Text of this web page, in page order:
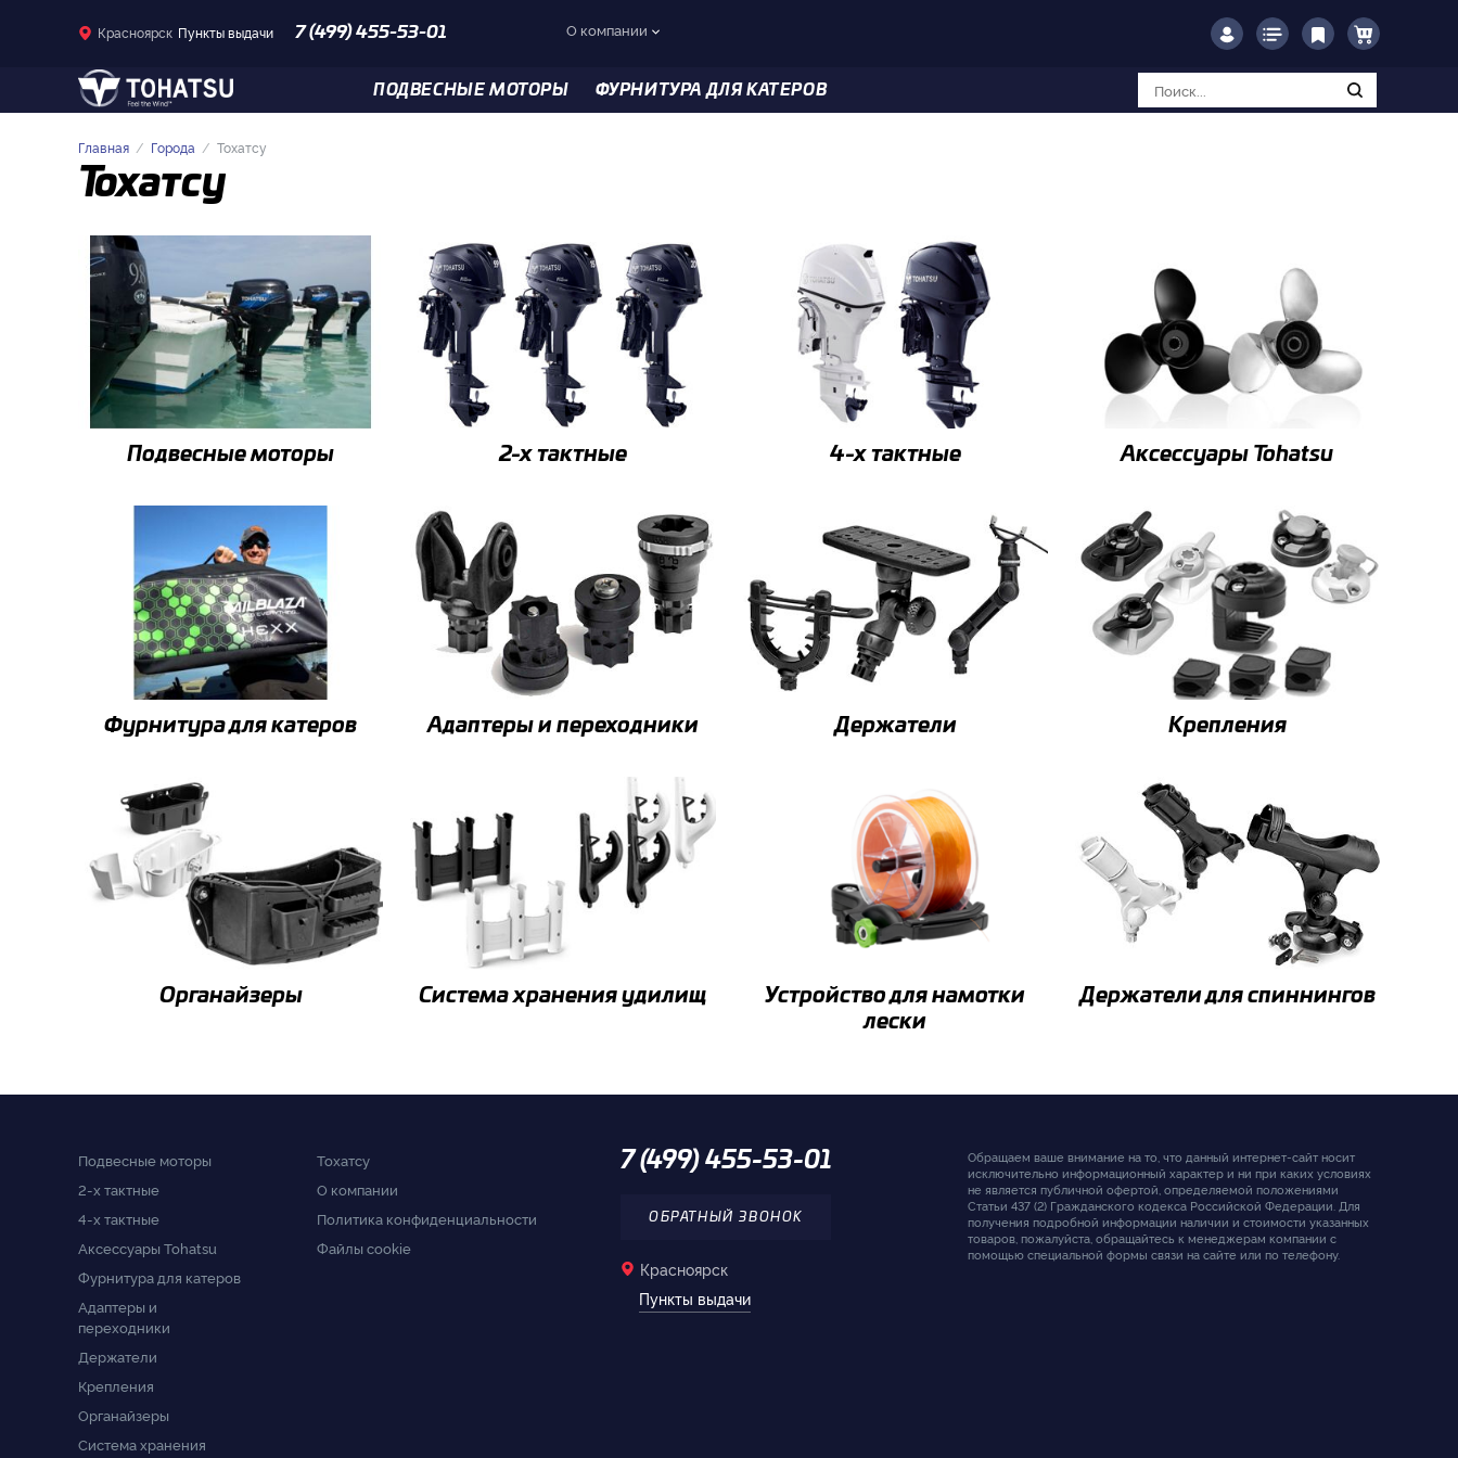
Красноярск Пункты выдачи 7 (499) 455-53-01 О компании
ПОДВЕСНЫЕ МОТОРЫ ФУРНИТУРА ДЛЯ КАТЕРОВ
Главная Города Тохатсу
Тохатсу
Подвесные моторы 2-x тактные 4-x тактные Аксессуары Tohatsu
Фурнитура для катеров Адаптеры и переходники Держатели Крепления
Органайзеры Система хранения удилищ
Устройство для намотки
лески
Держатели для спиннингов
Подвесные моторы
2-x тактные
4-x тактные
Аксессуары Tohatsu
Фурнитура для катеров
Адаптеры и
переходники
Держатели
Крепления
Органайзеры
Система хранения
Тохатсу
О компании
Политика конфиденциальности
Файлы cookie
7 (499) 455-53-01
ОБРАТНЫЙ ЗВОНОК
Красноярск
Пункты выдачи
Обращаем ваше внимание на то, что данный интернет-сайт носит
исключительно информационный характер и ни при каких условиях
не является публичной офертой, определяемой положениями
Статьи 437 (2) Гражданского кодекса Российской Федерации. Для
получения подробной информации наличии и стоимости указанных
товаров, пожалуйста, обращайтесь к менеджерам компании с
помощью специальной формы связи на сайте или по телефону.